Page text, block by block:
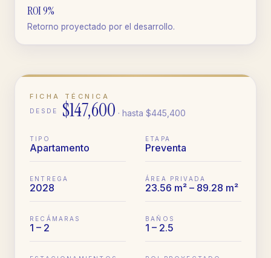
ROI 9%
Retorno proyectado por el desarrollo.
FICHA TÉCNICA
DESDE $147,600 · hasta$445,400
TIPO
Apartamento
ETAPA
Preventa
ENTREGA
2028
ÁREA PRIVADA
23.56 m² – 89.28 m²
RECÁMARAS
1 – 2
BAÑOS
1 – 2.5